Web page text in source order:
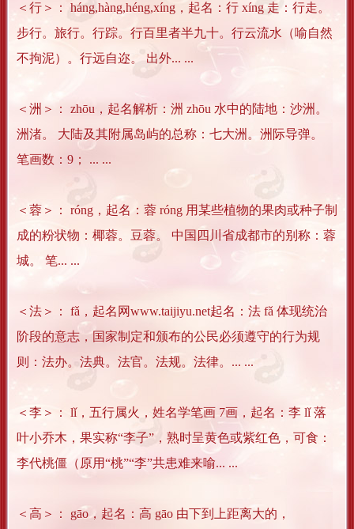
＜行＞： háng,hàng,héng,xíng，起名：行 xíng 走：行走。
步行。旅行。行踪。行百里者半九十。行云流水（喻自然
不拘泥）。行远自迩。 出外... ...
＜洲＞： zhōu，起名解析：洲 zhōu 水中的陆地：沙洲。
洲渚。 大陆及其附属岛屿的总称：七大洲。洲际导弹。
笔画数：9； ... ...
＜蓉＞： róng，起名：蓉 róng 用某些植物的果肉或种子制
成的粉状物：椰蓉。豆蓉。 中国四川省成都市的别称：蓉
城。 笔... ...
＜法＞： fǎ，起名网www.taijiyu.net起名：法 fǎ 体现统治
阶段的意志，国家制定和颁布的公民必须遵守的行为规
则：法办。法典。法官。法规。法律。... ...
＜李＞： lǐ，五行属火，姓名学笔画 7画，起名：李 lǐ 落
叶小乔木，果实称“李子”，熟时呈黄色或紫红色，可食：
李代桃僵（原用“桃”“李”共患难来喻... ...
＜高＞： gāo，起名：高 gāo 由下到上距离大的，